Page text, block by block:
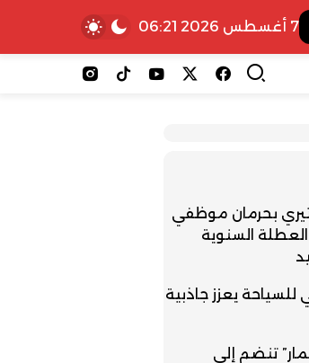
7 أغسطس 2026 06:21
بحرمان موظفي
السنوية
للسياحة يعزز جاذبية
تنضم إلى